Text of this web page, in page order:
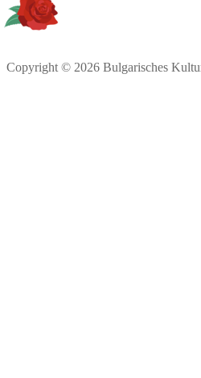
Copyright © 2026 Bulgarisches